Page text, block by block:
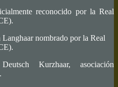
reconocido por la Real
nombrado por la Real
Kurzhaar, asociación